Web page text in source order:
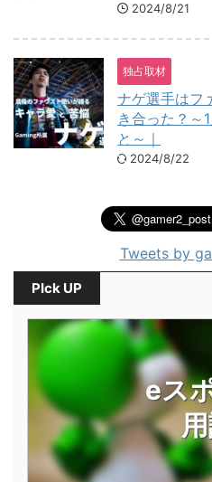
2024/8/21
独占取材
ナゲ選手はフ
き合った？～
と～｜
2024/8/22
Tweets by
PIck UP
eス